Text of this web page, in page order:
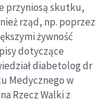
przyniosą skutku,
rząd, np. poprzez
żywność
dotyczące
diabetolog dr
Medycznego w
Rzecz Walki z